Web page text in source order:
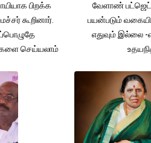
பிறக்க
கூறினார்.
செய்யலாம்
வேளாண்
பயன்படும்
எதுவும் இல்லை